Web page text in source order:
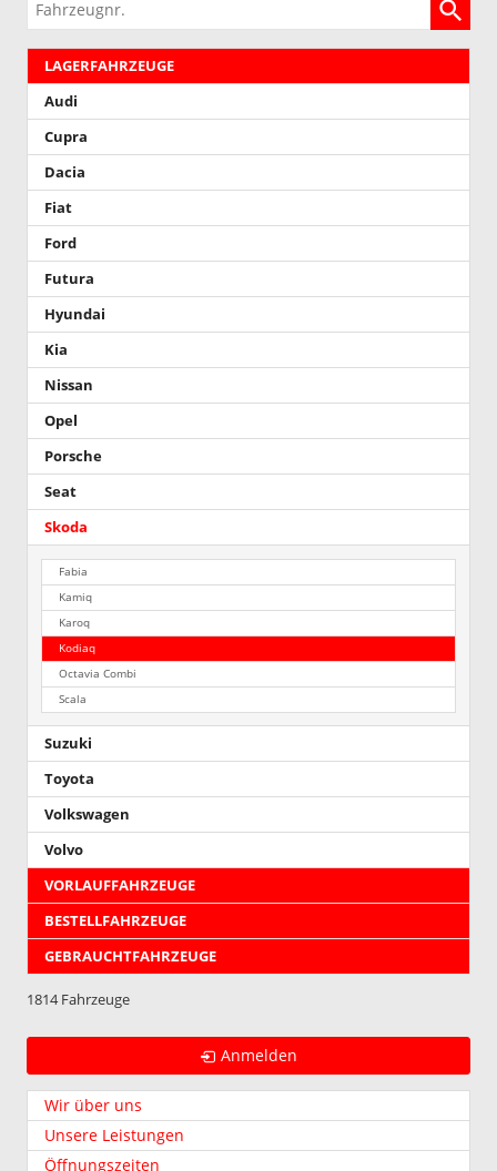
LAGERFAHRZEUGE
Audi
Cupra
Dacia
Fiat
Ford
Futura
Hyundai
Kia
Nissan
Opel
Porsche
Seat
Skoda
Fabia
Kamiq
Karoq
Kodiaq
Octavia Combi
Scala
Suzuki
Toyota
Volkswagen
Volvo
VORLAUFFAHRZEUGE
BESTELLFAHRZEUGE
GEBRAUCHTFAHRZEUGE
1814 Fahrzeuge
Anmelden
Wir über uns
Unsere Leistungen
Öffnungszeiten